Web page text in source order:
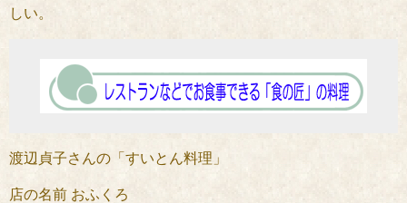
しい。
渡辺貞子さんの「すいとん料理」
店の名前 おふくろ